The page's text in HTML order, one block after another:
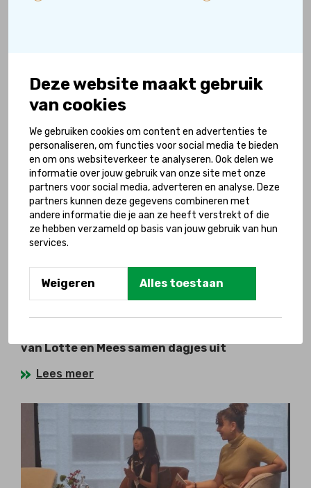
Deze website maakt gebruik
van cookies
We gebruiken cookies om content en advertenties te
personaliseren, om functies voor social media te bieden
en om ons websiteverkeer te analyseren. Ook delen we
informatie over jouw gebruik van onze site met onze
partners voor social media, adverteren en analyse. Deze
partners kunnen deze gegevens combineren met
andere informatie die je aan ze heeft verstrekt of die
ze hebben verzameld op basis van jouw gebruik van hun
services.
Weigeren Alles toestaan
handicap ontdek je in hun aangrijpende
verhalen.
17 juli 2026
van Lotte en Mees samen dagjes uit
Lees meer